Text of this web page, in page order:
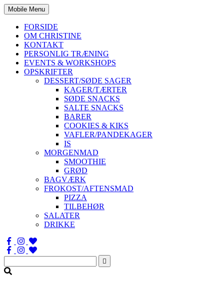
Mobile Menu
FORSIDE
OM CHRISTINE
KONTAKT
PERSONLIG TRÆNING
EVENTS & WORKSHOPS
OPSKRIFTER
DESSERT/SØDE SAGER
KAGER/TÆRTER
SØDE SNACKS
SALTE SNACKS
BARER
COOKIES & KIKS
VAFLER/PANDEKAGER
IS
MORGENMAD
SMOOTHIE
GRØD
BAGVÆRK
FROKOST/AFTENSMAD
PIZZA
TILBEHØR
SALATER
DRIKKE
Søg
efter: